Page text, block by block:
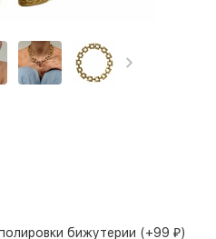
бижутерии (+99 ₽)